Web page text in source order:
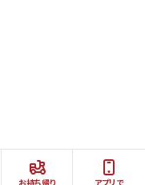
お持ち帰り アプリで